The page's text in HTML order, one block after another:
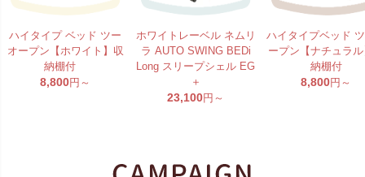
ハイタイプ ベッド ツー
オープン【ホワイト】収
納棚付
8,800円～
ホワイトレーベル ネムリ
ラ AUTO SWING BEDi
Long スリープシェル EG
＋
23,100円～
ハイタイプベッド
ープン【ナチュラ
納棚付
8,800円～